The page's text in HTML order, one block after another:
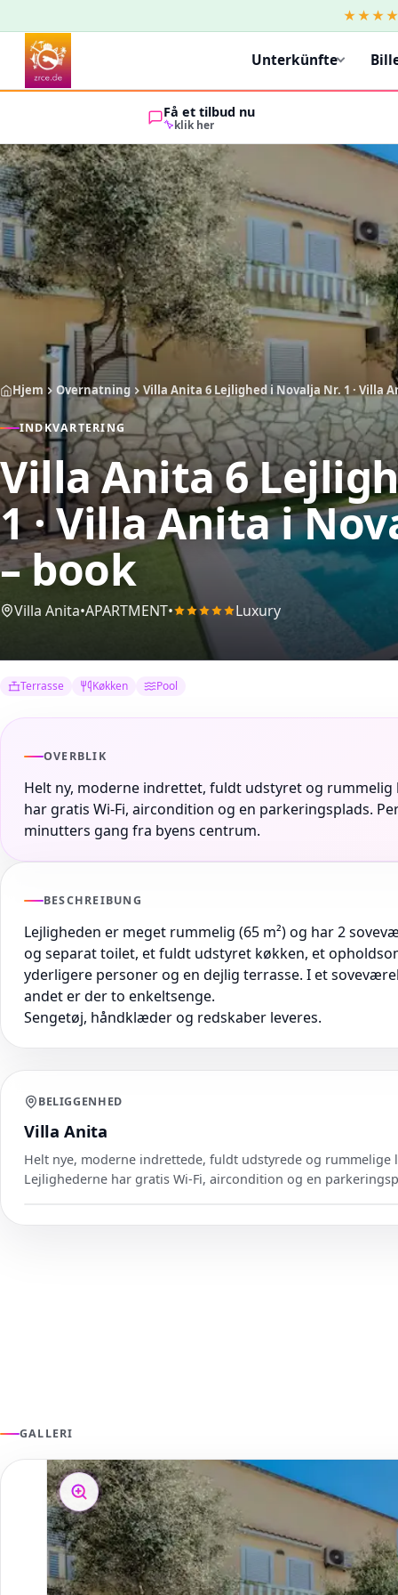
Unterkünfte
Få et tilbud nu
klik her
Hjem Overnatning Villa Anita 6 Lejlighed i Novalja Nr. 1 · Villa
INDKVARTERING
Villa Anita 6
1 · Villa Anitai
– book
Villa Anita•APARTMENT• Luxury
Terrasse Køkken Pool
OVERBLIK
Helt ny, moderne indrettet, fuldt udstyret og rummelig
har gratis Wi-Fi, aircondition og en parkeringsplads.
minutters gang fra byens centrum.
BESCHREIBUNG
Lejligheden er meget rummelig (65 m²) og har 2
og separat toilet, et fuldt udstyret køkken, et
yderligere personer og en dejlig terrasse. I et
andet er der to enkeltsenge.
Sengetøj, håndklæder og redskaber leveres.
BELIGGENHED
Villa Anita
Helt nye, moderne indrettede, fuldt udstyrede og rummelige
Lejlighederne har gratis Wi-Fi, aircondition og en
GALLERI